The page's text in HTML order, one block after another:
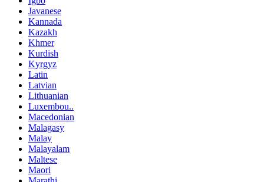
Javanese
Kannada
Kazakh
Khmer
Kurdish
Kyrgyz
Latin
Latvian
Lithuanian
Luxembou..
Macedonian
Malagasy
Malay
Malayalam
Maltese
Maori